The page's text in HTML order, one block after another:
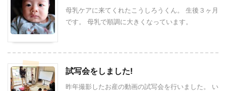
母乳ケアに来てくれたこうしろうくん。 生後３ヶ月
です。 母乳で順調に大きくなっています。
試写会をしました!
昨年撮影したお産の動画の試写会を行いました。 い